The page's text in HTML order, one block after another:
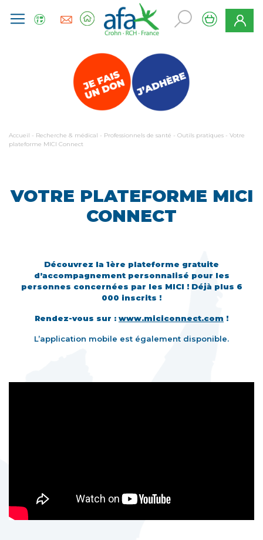
Accueil - Recherche & médical - Professionnels de santé - Outils pratiques - Votre
plateforme MICI Connect
VOTRE PLATEFORME MICI
CONNECT
Découvrez la 1ère plateforme gratuite
d’accompagnement personnalisé pour les
personnes concernées par les MICI ! Déjà plus 6
000 inscrits !
Rendez-vous sur : www.miciconnect.com !
L’application mobile est également disponible.